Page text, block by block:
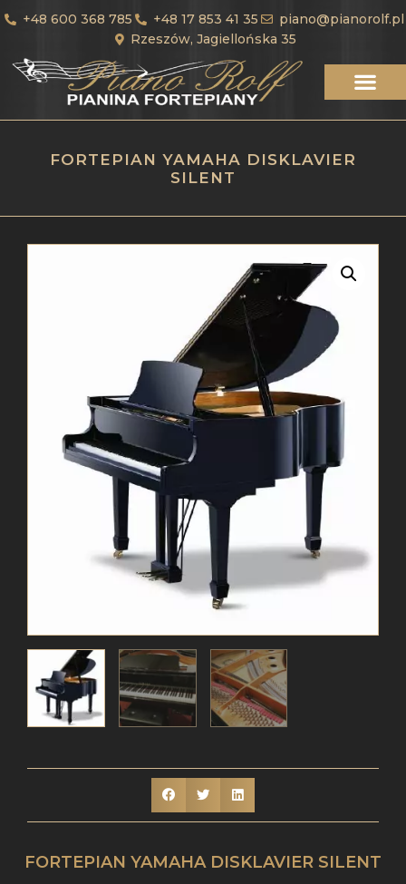
+48 600 368 785 +48 17 853 41 35
piano@pianorolf.pl
Rzeszów, Jagiellońska 35
FORTEPIAN YAMAHA DISKLAVIER
SILENT
FORTEPIAN YAMAHA DISKLAVIER SILENT